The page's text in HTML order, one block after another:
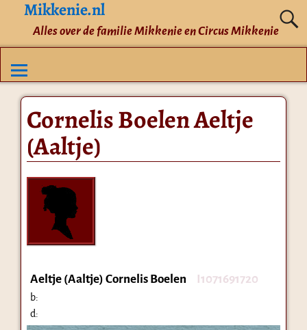
Mikkenie.nl
Alles over de familie Mikkenie en Circus Mikkenie
Cornelis Boelen Aeltje
(Aaltje)
Aeltje (Aaltje) Cornelis Boelen I1071691720
b:
d: